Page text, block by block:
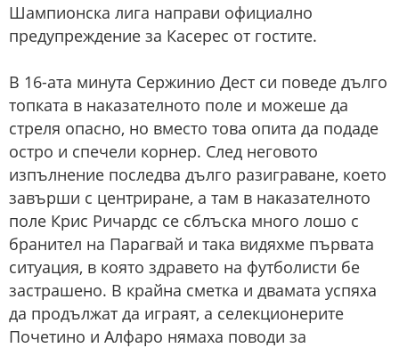
Шампионска лига направи официално
предупреждение за Касерес от гостите.
В 16-ата минута Сержинио Дест си поведе дълго
топката в наказателното поле и можеше да
стреля опасно, но вместо това опита да подаде
остро и спечели корнер. След неговото
изпълнение последва дълго разиграване, което
завърши с центриране, а там в наказателното
поле Крис Ричардс се сблъска много лошо с
бранител на Парагвай и така видяхме първата
ситуация, в която здравето на футболисти бе
застрашено. В крайна сметка и двамата успяха
да продължат да играят, а селекционерите
Почетино и Алфаро нямаха поводи за